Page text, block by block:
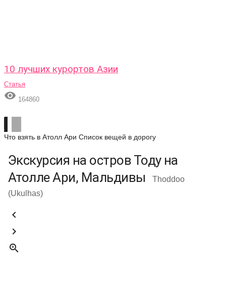
10 лучших курортов Азии
Статья
 164860
Что взять в Атолл Ари Список вещей в дорогу
Экскурсия на остров Тоду на
Атолле Ари, Мальдивы
Thoddoo
(Ukulhas)


